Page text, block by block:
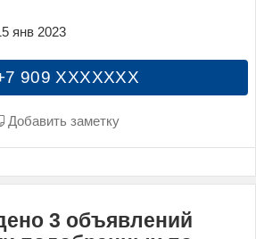
909 XXXXXXX
Добавить заметку
янв 2023
3 объявлений